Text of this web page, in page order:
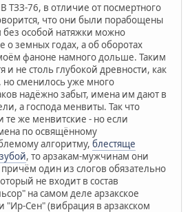
В ТЗЗ-76, в отличие от посмертного
что они были порабощены
без особой натяжки можно
о земных годах, а об оборотах
фаноне намного дольше. Таким
и не столь глубокой древности, как
но сменилось уже много
надёжно забыт, имена им дают в
а господа менвиты. Так что
те же менвитские - но если
по освящённому
алгоритму, блестяще
, то арзакам-мужчинам они
один из слогов обязательно
не входит в состав
на самом деле арзакское
Сен" (вибрация в арзакском